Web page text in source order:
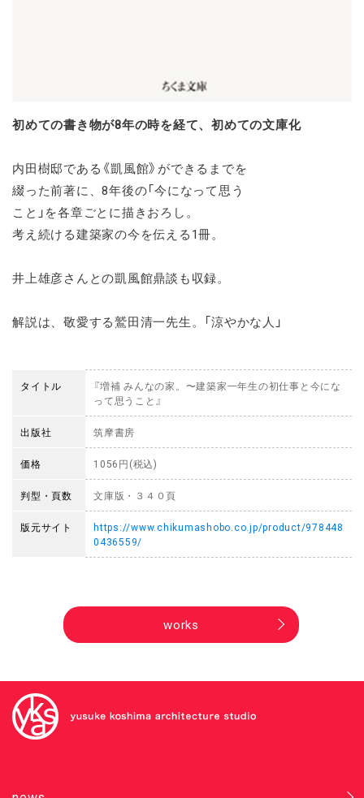
初めての書き物が8年の時を経て、初めての文庫化
内田樹邸である《凱風館》ができるまでを
綴った前著に、8年後の「今になって思う
こと」を各章ごとに描きおろし。
考え続ける建築家の今を伝える1冊。
井上雄彦さんとの凱風館鼎談も収録。
解説は、敬愛する鷲田清一先生。「涼やかな人」
タイトル
『増補 みんなの家。〜建築家一年生の初仕事と今にな
って思うこと』
出版社 筑摩書房
価格 1056円(税込)
判型・頁数 文庫版・３４０頁
版元サイト
https://www.chikumashobo.co.jp/product/978448
0436559/
works